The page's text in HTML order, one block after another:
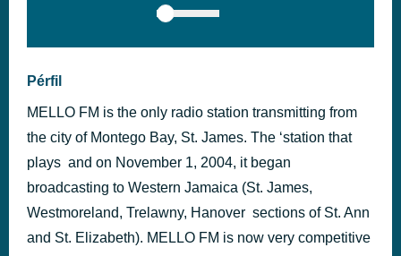
Pérfil
MELLO FM is the only radio station transmitting from
the city of Montego Bay, St. James. The ‘station that
plays and on November 1, 2004, it began
broadcasting to Western Jamaica (St. James,
Westmoreland, Trelawny, Hanover sections of St. Ann
and St. Elizabeth). MELLO FM is now very competitive